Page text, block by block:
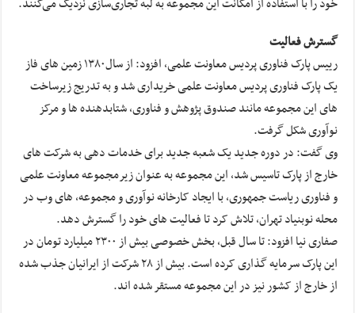
گسترش فعالیت
رییس پارک فناوری پردیس معاونت علمی، افزود: از سال۱۳۸٠ زمین های فاز
یک پارک فناوری پردیس معاونت علمی خریداری شد و به تدریج زیرساخت
های این مجموعه مانند صندوق پژوهش و فناوری، شتابدهنده ها و مرکز
نوآوری شکل گرفت.
وی گفت: در دوره جدید یک شعبه جدید برای خدمات دهی به شرکت های
خارج از پارک تاسیس شد، این مجموعه به عنوان زیرمجموعه معاونت علمی
و فناوری ریاست جمهوری، با ایجاد کارخانه نوآوری و مجموعه، های وب در
محله نوبنیاد تهران، تلاش کرد تا فعالیت های خود را گسترش دهد.
صفاری نیا افزود: تا سال قبل، بخش خصوصی بیش از ۲۳٠٠ میلیارد تومان در
این پارک سرمایه گذاری کرده است. بیش از ۲۸ شرکت از ایرانیان جذب شده
از خارج از کشور نیز در این مجموعه مستقر شده اند.